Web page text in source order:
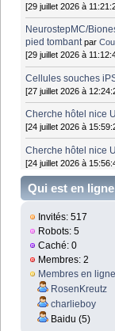
[29 juillet 2026 à
NeurostepMC/
pied tombant par
[29 juillet 2026 à
Cellules souches
[27 juillet 2026 à
Cherche hôtel nice
[24 juillet 2026 à
Cherche hôtel nice
[24 juillet 2026 à
Qui est en ligne
Invités: 517
Robots: 5
Caché: 0
Membres: 2
Membres en ligne
RosenKreutz
charlieboy
Baidu (5)